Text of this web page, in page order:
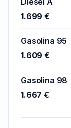
1.699 €
Gasolina 95
1.609 €
Gasolina 98
1.667 €